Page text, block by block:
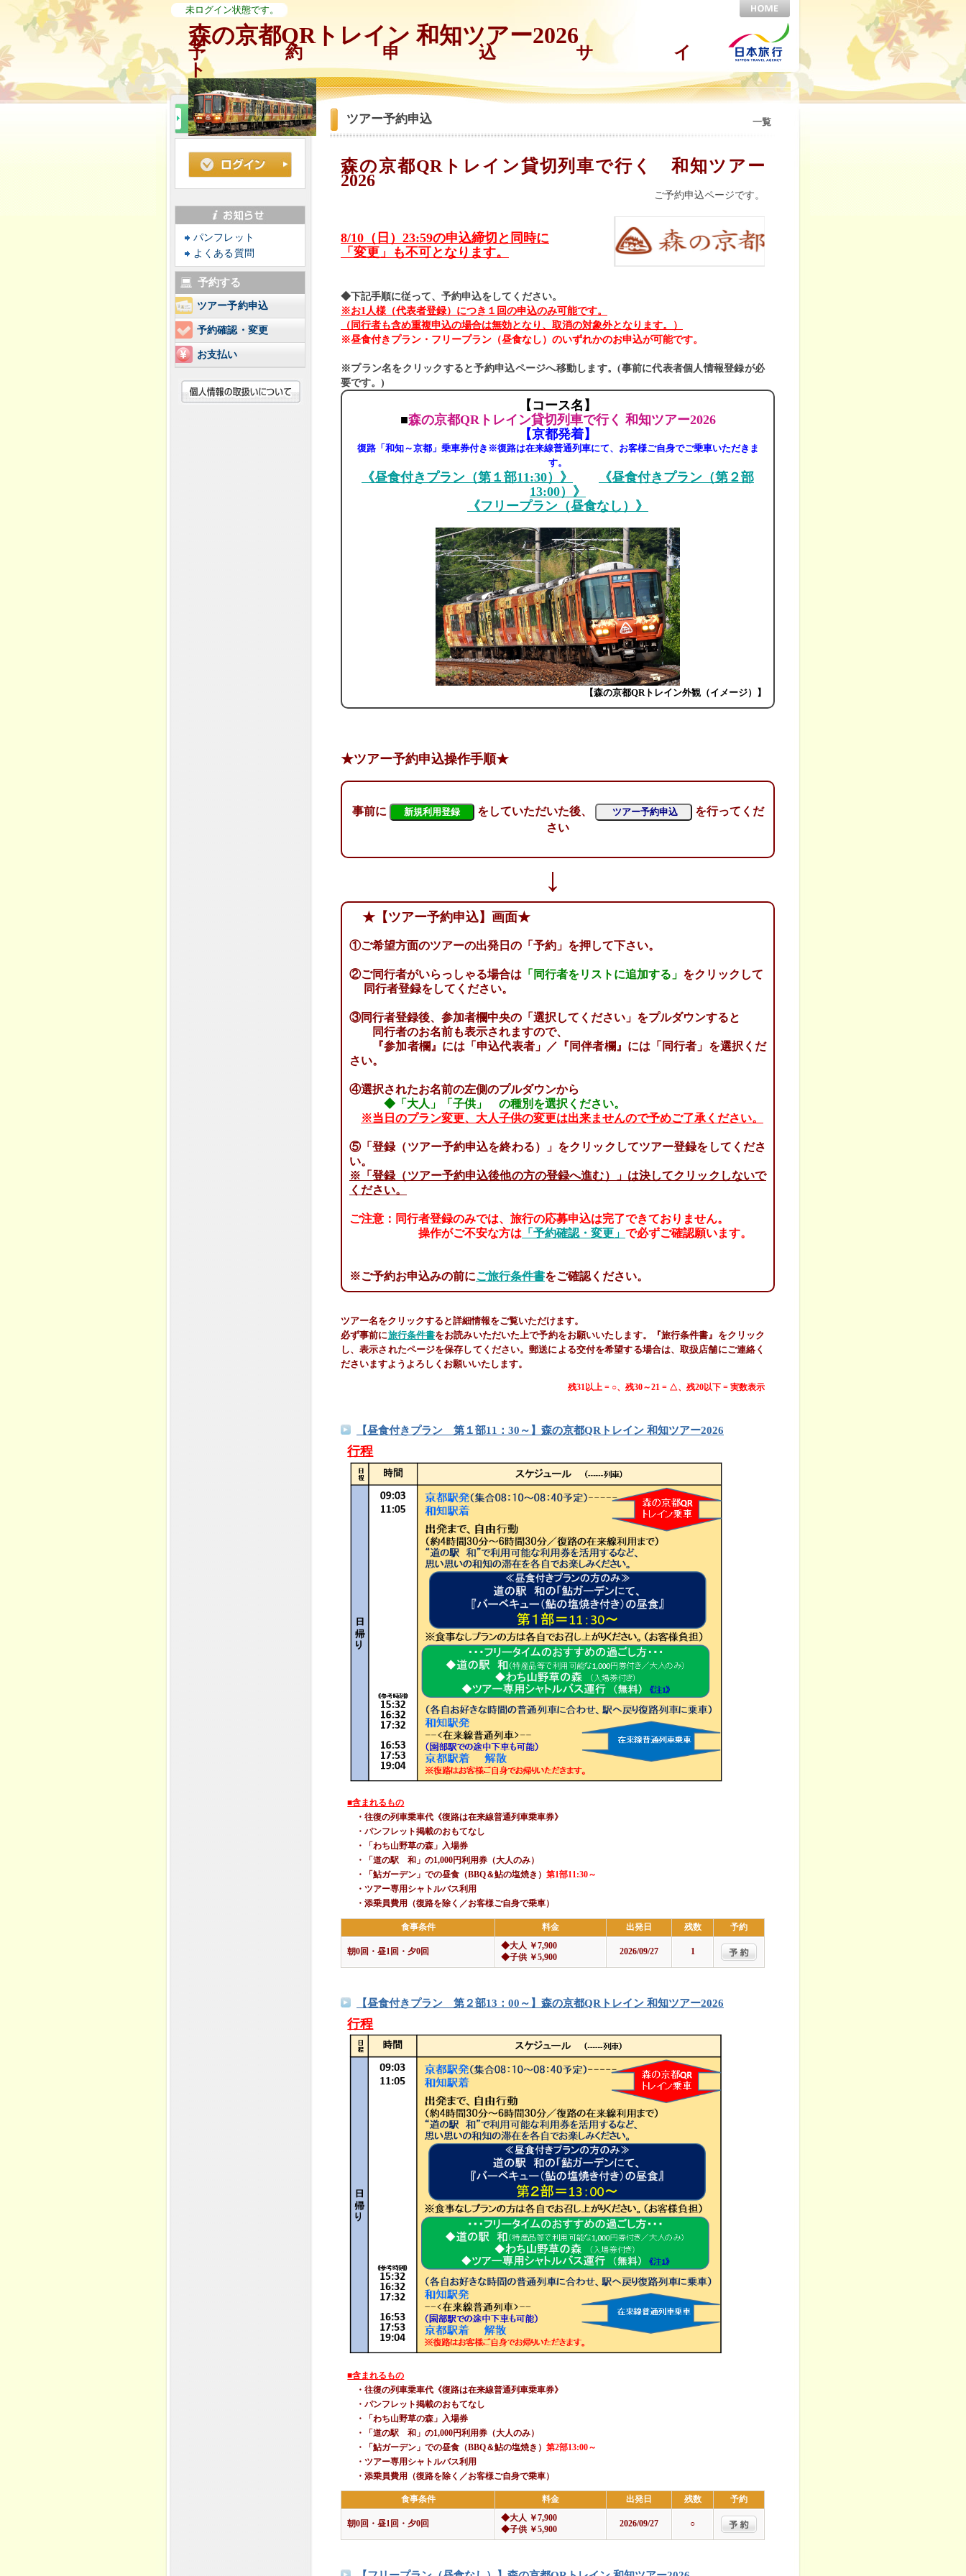
未ログイン状態です。
森の京都QRトレイン 和知ツアー2026
予約申込サイ
ト
パンフレット
よくある質問
予約する
ツアー予約申込
予約確認・変更
お支払い
ツアー予約申込 一覧
森の京都QRトレイン貸切列車で行く 和知ツアー
2026
ご予約申込ページです。
8/10（日）23:59の申込締切と同時に
「変更」も不可となります。
◆下記手順に従って、予約申込をしてください。
※お1人様（代表者登録）につき１回の申込のみ可能です。
（同行者も含め重複申込の場合は無効となり、取消の対象外となります。）
※昼食付きプラン・フリープラン（昼食なし）のいずれかのお申込が可能です。
※プラン名をクリックすると予約申込ページへ移動します。(事前に代表者個人情報登録が必
要です。)
【コース名】
■森の京都QRトレイン貸切列車で行く 和知ツアー2026
【京都発着】
復路「和知～京都」乗車券付き※復路は在来線普通列車にて、お客様ご自身でご乗車いただきま
す。
《昼食付きプラン（第１部11:30）》
《昼食付きプラン（第２部
13:00）》
《フリープラン（昼食なし）》
【森の京都QRトレイン外観（イメージ）】
★ツアー予約申込操作手順★
事前に 新規利用登録 をしていただいた後、 ツアー予約申込
を行ってくだ
さい
↓
★【ツアー予約申込】画面★
①ご希望方面のツアーの出発日の「予約」を押して下さい。
②ご同行者がいらっしゃる場合は 「同行者をリストに追加する」 をクリックして
同行者登録をしてください。
③同行者登録後、参加者欄中央の「選択してください」をプルダウンすると
同行者のお名前も表示されますので、
『参加者欄』には「申込代表者」／『同伴者欄』には「同行者」を選択くだ
さい。
④選択されたお名前の左側のプルダウンから
◆「大人」「子供」 の種別を選択ください。
※当日のプラン変更、大人子供の変更は出来ませんので予めご了承ください。
⑤「登録（ツアー予約申込を終わる）」をクリックしてツアー登録をしてくださ
い。
※「登録（ツアー予約申込後他の方の登録へ進む）」は決してクリックしないで
ください。
ご注意：同行者登録のみでは、旅行の応募申込は完了できておりません。
操作がご不安な方は 「予約確認・変更」 で必ずご確認願います。
※ご予約お申込みの前にご旅行条件書をご確認ください。
ツアー名をクリックすると詳細情報をご覧いただけます。
必ず事前に旅行条件書をお読みいただいた上で予約をお願いいたします。『旅行条件書』をクリック
し、表示されたページを保存してください。郵送による交付を希望する場合は、取扱店舗にご連絡く
ださいますようよろしくお願いいたします。
残31以上 = ○、残30～21 = △、残20以下 = 実数表示
【昼食付きプラン 第１部11：30～】森の京都QRトレイン 和知ツアー2026
行程
■含まれるもの
・往復の列車乗車代《復路は在来線普通列車乗車券》
・パンフレット掲載のおもてなし
・「わち山野草の森」入場券
・「道の駅 和」の1,000円利用券（大人のみ）
・「鮎ガーデン」での昼食（BBQ＆鮎の塩焼き）第1部11:30～
・ツアー専用シャトルバス利用
・添乗員費用（復路を除く／お客様ご自身で乗車）
食事条件 料金 出発日 残数 予約
朝0回・昼1回・夕0回
◆大人 ￥7,900
◆子供 ￥5,900
2026/09/27 1
【昼食付きプラン 第２部13：00～】森の京都QRトレイン 和知ツアー2026
行程
■含まれるもの
・往復の列車乗車代《復路は在来線普通列車乗車券》
・パンフレット掲載のおもてなし
・「わち山野草の森」入場券
・「道の駅 和」の1,000円利用券（大人のみ）
・「鮎ガーデン」での昼食（BBQ＆鮎の塩焼き）第2部13:00～
・ツアー専用シャトルバス利用
・添乗員費用（復路を除く／お客様ご自身で乗車）
食事条件 料金 出発日 残数 予約
朝0回・昼1回・夕0回
◆大人 ￥7,900
◆子供 ￥5,900
2026/09/27 ○